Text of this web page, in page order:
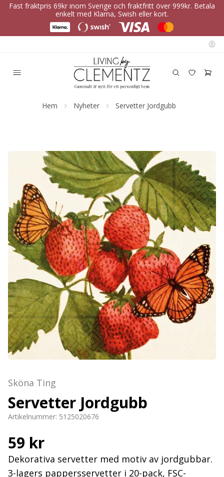
Fast fraktpris 69kr inom Sverige och fraktfritt över 999kr. Betala
enkelt med Klarna, Swish eller kort.
Hem Nyheter Servetter Jordgubb
Sköna Ting
Servetter Jordgubb
Artikelnummer: 5125020676
59 kr
Dekorativa servetter med motiv av jordgubbar.
3-lagers pappersservetter i 20-pack, FSC-